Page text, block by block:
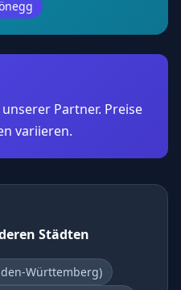
Partner. Preise
variieren.
Städten
Württemberg)